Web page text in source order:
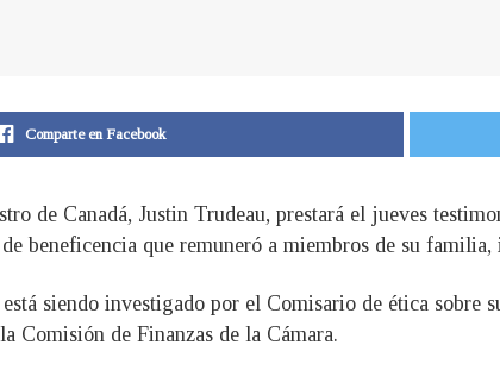
Comparte en Facebook
de Canadá, Justin Trudeau, prestará el jueves
beneficencia que remuneró a miembros de su
siendo investigado por el Comisario de ética sobre
Comisión de Finanzas de la Cámara.